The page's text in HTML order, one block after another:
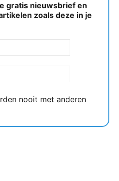
gratis nieuwsbrief en
zoals deze in je
nooit met anderen